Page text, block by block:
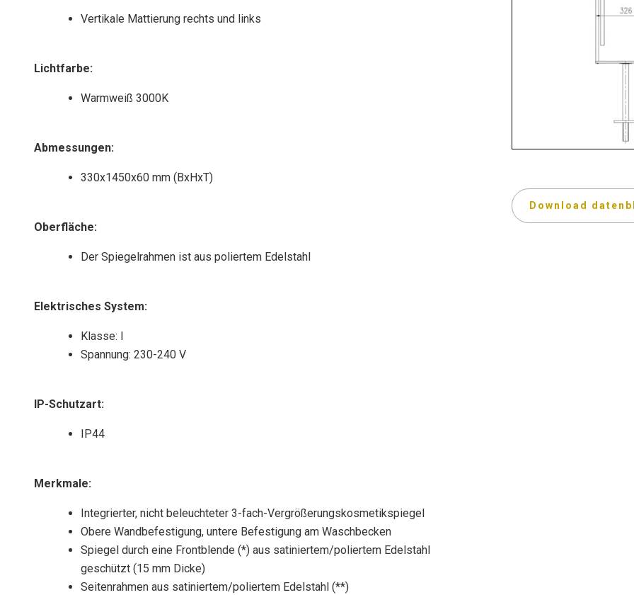
Vertikale Mattierung rechts und links
Lichtfarbe:
Warmweiß 3000K
Abmessungen:
330x1450x60 mm (BxHxT)
Oberfläche:
Der Spiegelrahmen ist aus poliertem Edelstahl
Elektrisches System:
Klasse: I
Spannung: 230-240 V
IP-Schutzart:
IP44
Merkmale:
Integrierter, nicht beleuchteter 3-fach-Vergrößerungskosmetikspiegel
Obere Wandbefestigung, untere Befestigung am Waschbecken
Spiegel durch eine Frontblende (*) aus satiniertem/poliertem Edelstahl
geschützt (15 mm Dicke)
Seitenrahmen aus satiniertem/poliertem Edelstahl (**)
Download